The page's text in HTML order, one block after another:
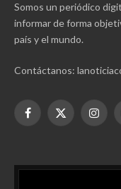
Somos un periódico
informar de forma
país y el mundo.
Contáctanos:
Facebook
X